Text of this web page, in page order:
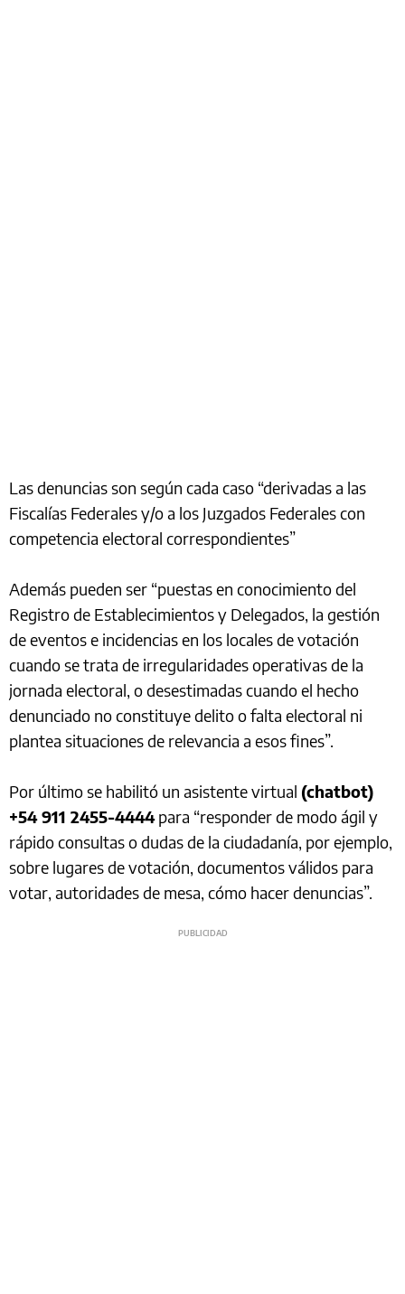
Las denuncias son según cada caso “derivadas a las
Fiscalías Federales y/o a los Juzgados Federales con
competencia electoral correspondientes”
Además pueden ser “puestas en conocimiento del
Registro de Establecimientos y Delegados, la gestión
de eventos e incidencias en los locales de votación
cuando se trata de irregularidades operativas de la
jornada electoral, o desestimadas cuando el hecho
denunciado no constituye delito o falta electoral ni
plantea situaciones de relevancia a esos fines”.
Por último se habilitó un asistente virtual (chatbot)
+54 911 2455-4444para “responder de modo ágil y
rápido consultas o dudas de la ciudadanía, por ejemplo,
sobre lugares de votación, documentos válidos para
votar, autoridades de mesa, cómo hacer denuncias”.